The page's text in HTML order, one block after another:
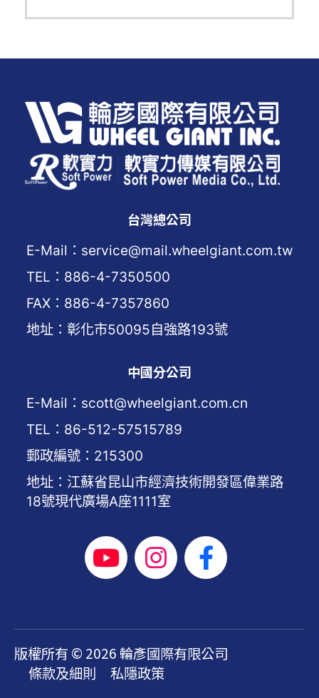
台灣總公司
E-Mail：service@mail.wheelgiant.com.tw
TEL：886-4-7350500
FAX：886-4-7357860
地址：彰化市50095自強路193號
中國分公司
E-Mail：scott@wheelgiant.com.cn
TEL：86-512-57515789
郵政編號：215300
地址：江蘇省昆山市經濟技術開發區偉業路
18號現代廣場A座1111室
版權所有 © 2026 輪彥國際有限公司
條款及細則 私隱政策